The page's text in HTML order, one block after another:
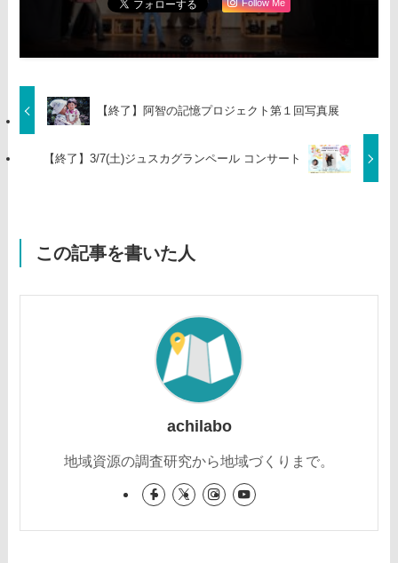
Follow Me
【終了】阿智の記憶プロジェクト第１回写真展
【終了】3/7(土)ジュスカグランペール コンサート
この記事を書いた人
achilabo
地域資源の調査研究から地域づくりまで。